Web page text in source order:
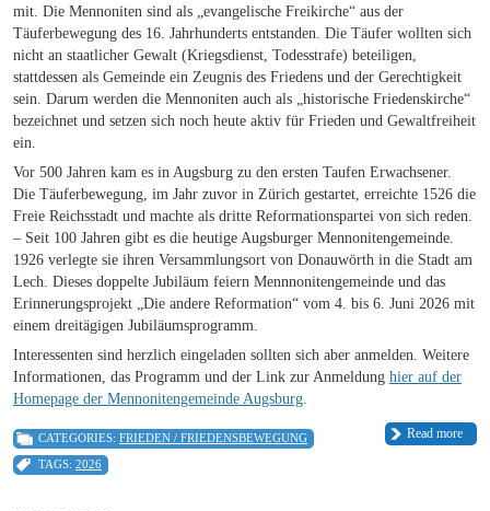
mit. Die Mennoniten sind als „evangelische Freikirche“ aus der
Täuferbewegung des 16. Jahrhunderts entstanden. Die Täufer wollten sich
nicht an staatlicher Gewalt (Kriegsdienst, Todesstrafe) beteiligen,
stattdessen als Gemeinde ein Zeugnis des Friedens und der Gerechtigkeit
sein. Darum werden die Mennoniten auch als „historische Friedenskirche“
bezeichnet und setzen sich noch heute aktiv für Frieden und Gewaltfreiheit
ein.
Vor 500 Jahren kam es in Augsburg zu den ersten Taufen Erwachsener.
Die Täuferbewegung, im Jahr zuvor in Zürich gestartet, erreichte 1526 die
Freie Reichsstadt und machte als dritte Reformationspartei von sich reden.
– Seit 100 Jahren gibt es die heutige Augsburger Mennonitengemeinde.
1926 verlegte sie ihren Versammlungsort von Donauwörth in die Stadt am
Lech. Dieses doppelte Jubiläum feiern Mennnonitengemeinde und das
Erinnerungsprojekt „Die andere Reformation“ vom 4. bis 6. Juni 2026 mit
einem dreitägigen Jubiläumsprogramm.
Interessenten sind herzlich eingeladen sollten sich aber anmelden. Weitere
Informationen, das Programm und der Link zur Anmeldung hier auf der
Homepage der Mennonitengemeinde Augsburg.
Read more
CATEGORIES: FRIEDEN / FRIEDENSBEWEGUNG
TAGS: 2026